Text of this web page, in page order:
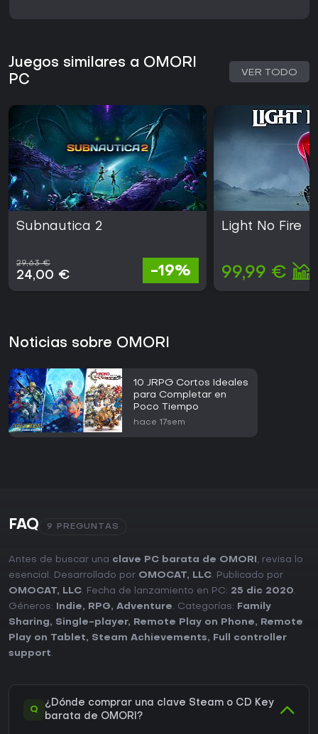
Juegos similares a OMORI
PC
VER TODO
Subnautica 2
29,63 €
24,00 € -19%
Light No Fire
99,99 €
Noticias sobre OMORI
10 JRPG Cortos Ideales
para Completar en
Poco Tiempo
hace 17sem
FAQ 9 PREGUNTAS
Antes de buscar una clave PC barata de OMORI , revisa lo
esencial. Desarrollado por OMOCAT, LLC. Publicado por
OMOCAT, LLC. Fecha de lanzamiento en PC: 25 dic 2020.
Géneros:
Indie, RPG, Adventure. Categorías:
Family
Sharing, Single-player, Remote Play on Phone,
Remote
Play on Tablet, Steam Achievements,
Full controller
support.
Q
¿Dónde comprar una clave Steam o CD Key
barata de OMORI?